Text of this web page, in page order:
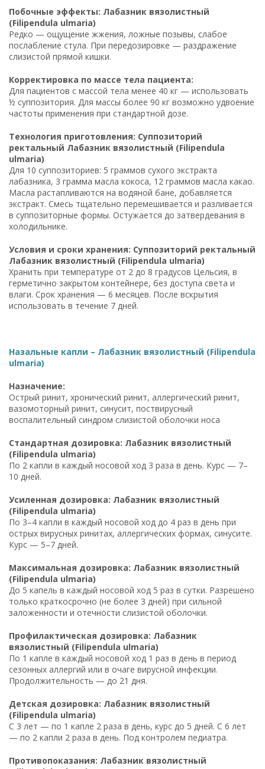
Побочные эффекты: Лабазник вязолистный
(Filipendula ulmaria)
Редко — ощущение жжения, ложные позывы, слабое
послабление стула. При передозировке — раздражение
слизистой прямой кишки.
Корректировка по массе тела пациента:
Для пациентов с массой тела менее 40 кг — использовать
½ суппозитория. Для массы более 90 кг возможно удвоение
частоты применения при стандартной дозе.
Технология приготовления: Суппозиторий
ректальный Лабазник вязолистный (Filipendula
ulmaria)
Для 10 суппозиториев: 5 граммов сухого экстракта
лабазника, 3 грамма масла кокоса, 12 граммов масла какао.
Масла растапливаются на водяной бане, добавляется
экстракт. Смесь тщательно перемешивается и разливается
в суппозиторные формы. Остужается до затвердевания в
холодильнике.
Условия и сроки хранения: Суппозиторий ректальный
Лабазник вязолистный (Filipendula ulmaria)
Хранить при температуре от 2 до 8 градусов Цельсия, в
герметично закрытом контейнере, без доступа света и
влаги. Срок хранения — 6 месяцев. После вскрытия
использовать в течение 7 дней.
Назальные капли – Лабазник вязолистный (Filipendula
ulmaria)
Назначение:
Острый ринит, хронический ринит, аллергический ринит,
вазомоторный ринит, синусит, поствирусный
воспалительный синдром слизистой оболочки носа
Стандартная дозировка: Лабазник вязолистный
(Filipendula ulmaria)
По 2 капли в каждый носовой ход 3 раза в день. Курс — 7–
10 дней.
Усиленная дозировка: Лабазник вязолистный
(Filipendula ulmaria)
По 3–4 капли в каждый носовой ход до 4 раз в день при
острых вирусных ринитах, аллергических формах, синусите.
Курс — 5–7 дней.
Максимальная дозировка: Лабазник вязолистный
(Filipendula ulmaria)
До 5 капель в каждый носовой ход 5 раз в сутки. Разрешено
только краткосрочно (не более 3 дней) при сильной
заложенности и отечности слизистой оболочки.
Профилактическая дозировка: Лабазник
вязолистный (Filipendula ulmaria)
По 1 капле в каждый носовой ход 1 раз в день в период
сезонных аллергий или в очаге вирусной инфекции.
Продолжительность — до 21 дня.
Детская дозировка: Лабазник вязолистный
(Filipendula ulmaria)
С 3 лет — по 1 капле 2 раза в день, курс до 5 дней. С 6 лет
— по 2 капли 2 раза в день. Под контролем педиатра.
Противопоказания: Лабазник вязолистный